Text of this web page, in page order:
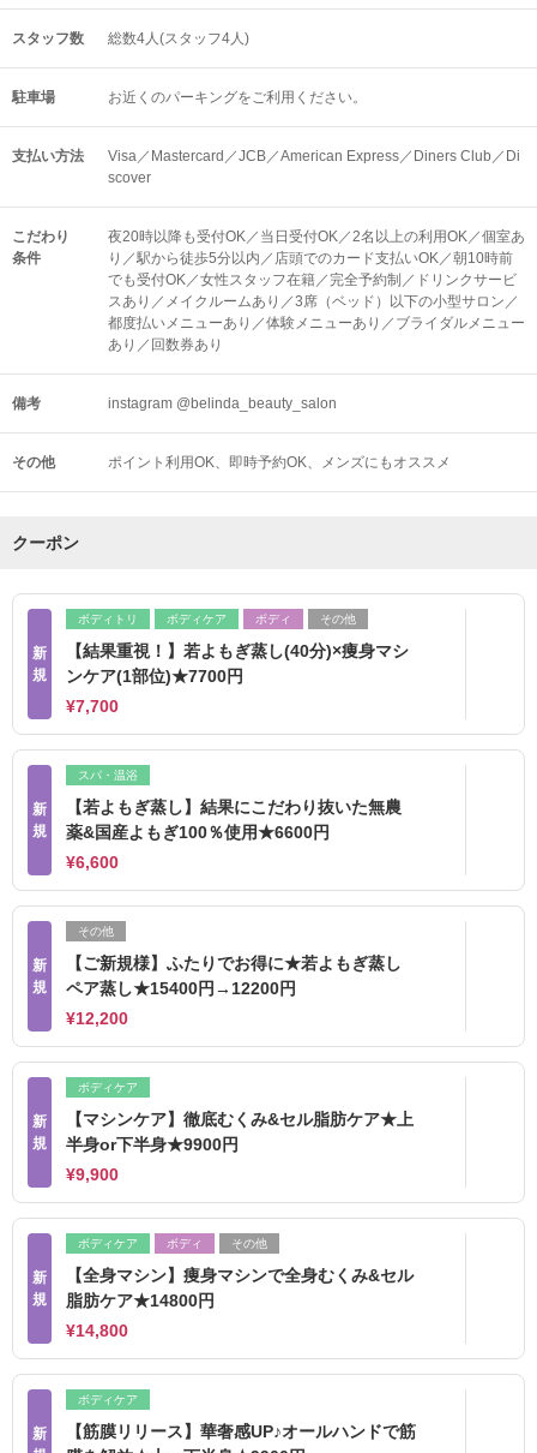
スタッフ数 総数4人(スタッフ4人)
駐車場 お近くのパーキングをご利用ください。
支払い方法
Visa／Mastercard／JCB／American Express／Diners Club／Di
scover
こだわり
条件
夜20時以降も受付OK／当日受付OK／2名以上の利用OK／個室あ
り／駅から徒歩5分以内／店頭でのカード支払いOK／朝10時前
でも受付OK／女性スタッフ在籍／完全予約制／ドリンクサービ
スあり／メイクルームあり／3席（ベッド）以下の小型サロン／
都度払いメニューあり／体験メニューあり／ブライダルメニュー
あり／回数券あり
備考 instagram @belinda_beauty_salon
その他 ポイント利用OK 即時予約OK メンズにもオススメ
クーポン
新
規
ボディトリ ボディケア ボディ その他
【結果重視！】若よもぎ蒸し(40分)×痩身マシ
ンケア(1部位)★7700円
¥7,700
新
規
スパ・温浴
【若よもぎ蒸し】結果にこだわり抜いた無農
薬&国産よもぎ100％使用★6600円
¥6,600
新
規
その他
【ご新規様】ふたりでお得に★若よもぎ蒸し
ペア蒸し★15400円→12200円
¥12,200
新
規
ボディケア
【マシンケア】徹底むくみ&セル脂肪ケア★上
半身or下半身★9900円
¥9,900
新
規
ボディケア ボディ その他
【全身マシン】痩身マシンで全身むくみ&セル
脂肪ケア★14800円
¥14,800
新
ボディケア
【筋膜リリース】華奢感UP♪オールハンドで筋